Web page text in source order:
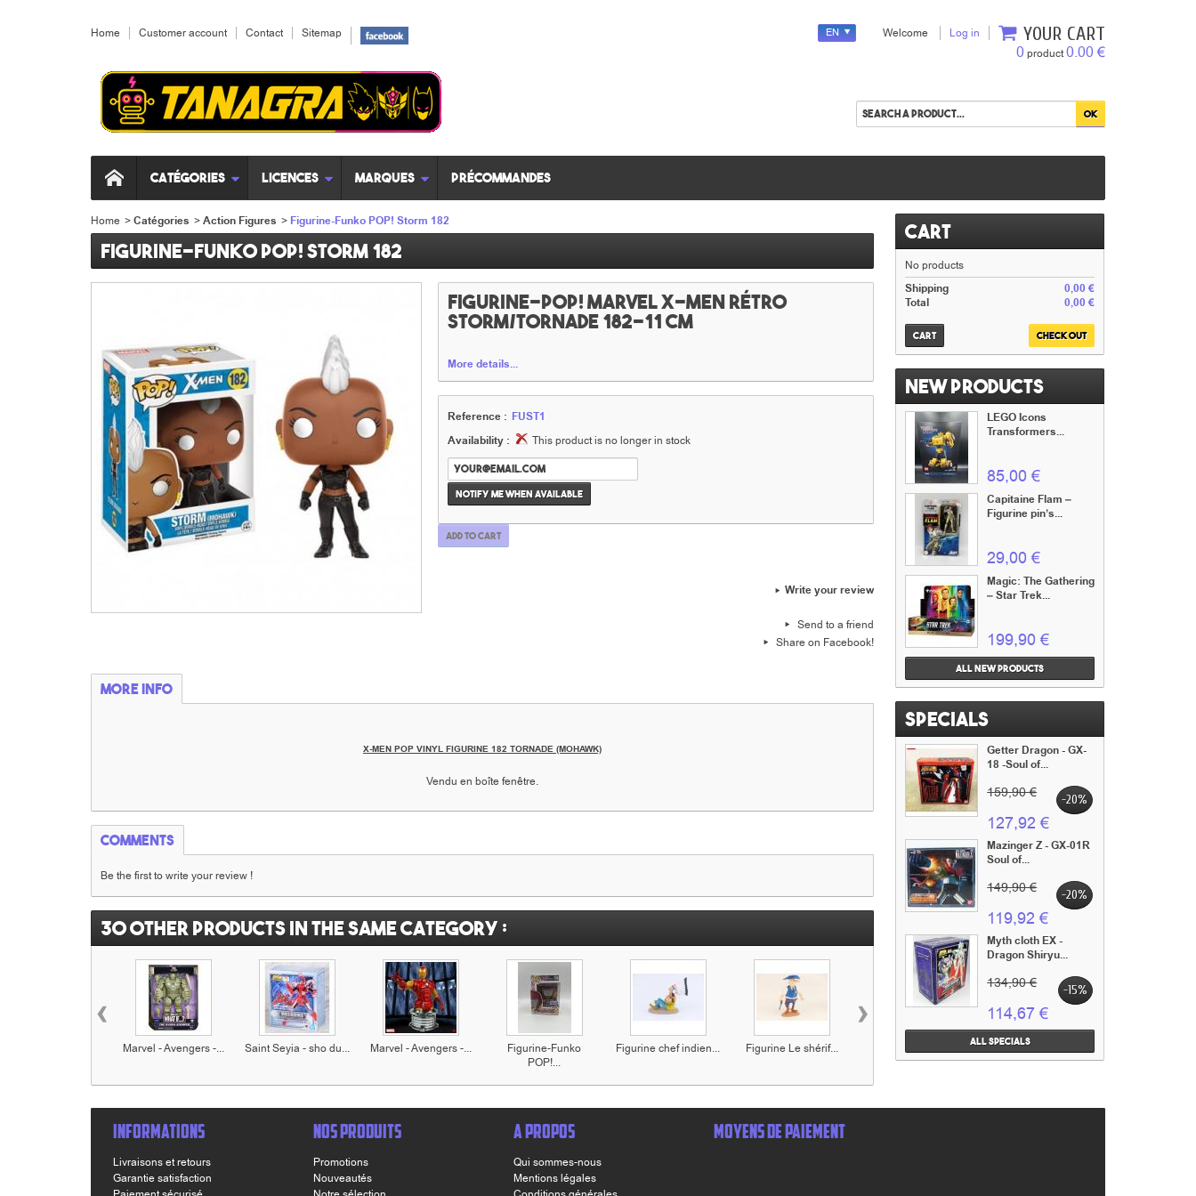
Home Customer account Contact Sitemap Welcome Log in YOUR CART
0 product0.00 €
EN
Catégories Licences Marques Précommandes
Home >Catégories >Action Figures > Figurine-Funko POP! Storm 182
Figurine-Funko POP! Storm 182
Figurine-POP! Marvel X-Men rétro
Storm/Tornade 182-11 cm
More details...
Reference : FUST1
Availability :
This product is no longer in stock
Notify me when available
Add to cart
Write your review
Send to a friend
Share on Facebook!
More info
X-MEN POP VINYL FIGURINE 182 TORNADE (MOHAWK)
Vendu en boîte fenêtre.
Comments
Be the first to write your review !
30 other products in the same category :
Marvel - Avengers -... Saint Seyia - sho du... Marvel - Avengers -...
Figurine-Funko
POP!...
Figurine chef indien... Figurine Le shérif...
teinturier...
Figurine Jack
Dalton...
‹ ›
Cart
No products
0,00 €
Shipping
0,00 €
Total
Cart Check out
New products
LEGO Icons
Transformers...
85,00 €
Capitaine Flam –
Figurine pin’s...
29,00 €
Magic: The Gathering
– Star Trek...
199,90 €
All new products
Specials
Getter Dragon - GX-
18 -Soul of...
159,90 € -20%
127,92 €
Mazinger Z - GX-01R
Soul of...
149,90 € -20%
119,92 €
Myth cloth EX -
Dragon Shiryu...
134,90 € -15%
114,67 €
All specials
INFORMATIONS
Livraisons et retours
Garantie satisfaction
NOS PRODUITS
Promotions
Nouveautés
A PROPOS
Qui sommes-nous
Mentions légales
MOYENS DE PAIEMENT